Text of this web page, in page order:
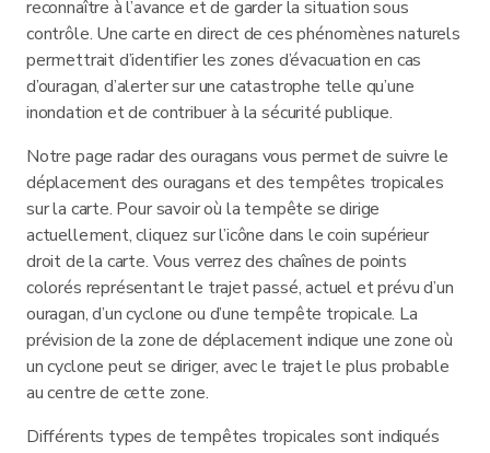
reconnaître à l’avance et de garder la situation sous
contrôle. Une carte en direct de ces phénomènes naturels
permettrait d’identifier les zones d’évacuation en cas
d’ouragan, d’alerter sur une catastrophe telle qu’une
inondation et de contribuer à la sécurité publique.
Notre page radar des ouragans vous permet de suivre le
déplacement des ouragans et des tempêtes tropicales
sur la carte. Pour savoir où la tempête se dirige
actuellement, cliquez sur l’icône dans le coin supérieur
droit de la carte. Vous verrez des chaînes de points
colorés représentant le trajet passé, actuel et prévu d’un
ouragan, d’un cyclone ou d’une tempête tropicale. La
prévision de la zone de déplacement indique une zone où
un cyclone peut se diriger, avec le trajet le plus probable
au centre de cette zone.
Différents types de tempêtes tropicales sont indiqués